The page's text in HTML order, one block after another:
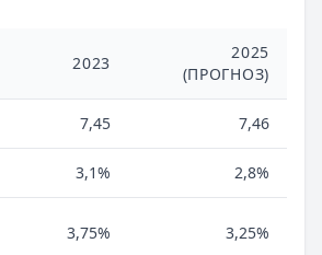
2023
2025
(ПРОГНОЗ)
7,45 7,46
3,1% 2,8%
3,75% 3,25%